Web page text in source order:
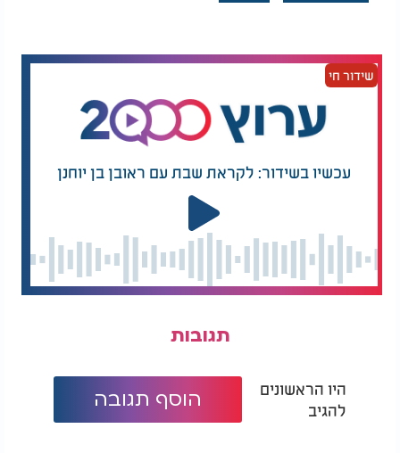
כיום לאחד האתרים המסחריים היחידים האסורים על
כניסת תיירים, כאשר שלטי אזהרה רבים מוצבים
בכניסתה.
שידור חי
עכשיו בשידור: לקראת שבת עם ראובן בן יוחנן
תגובות
היו הראשונים
להגיב
הוסף תגובה